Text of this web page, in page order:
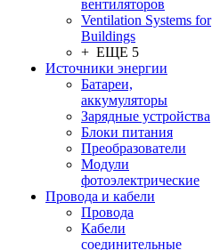
вентиляторов
Ventilation Systems for
Buildings
+ ЕЩЕ 5
Источники энергии
Батареи,
аккумуляторы
Зарядные устройства
Блоки питания
Преобразователи
Модули
фотоэлектрические
Провода и кабели
Провода
Кабели
соединительные